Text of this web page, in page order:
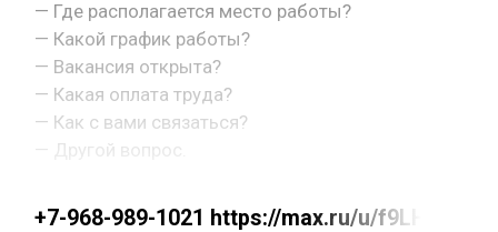
— Где располагается место работы?
— Какой график работы?
— Вакансия открыта?
— Какая оплата труда?
— Как с вами связаться?
— Другой вопрос.
+7-968-989-1021 https://max.ru/u/